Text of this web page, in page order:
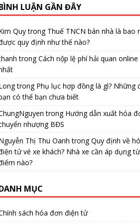
LUẬN GẦN ĐÂY
Quytrong Thuế TNCN bán nhà là bao
quy định như thế nào?
trongCách nộp lệ phí hải quan
trong Phụ lục hợp đồng là gì? Những
có thể bạn chưa biết
trong Hướng dẫn xuất hóa
nhượng BĐS
Thị Thu Oanh trongQuy định về
tử vé xe khách? Nhà xe cần áp dụng
nào?
MỤC
sách hóa đơn điện tử